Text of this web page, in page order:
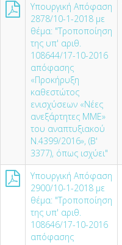
Υπουργική Απόφαση
2878/10-1-2018 με
θέμα: "Τροποποίηση
της υπ' αριθ.
108644/17-10-2016
απόφασης
«Προκήρυξη
καθεστώτος
ενισχύσεων «Νέες
ανεξάρτητες ΜΜΕ»
του αναπτυξιακού
Ν.4399/2016», (Β'
3377), όπως ισχύει"
Υπουργική Απόφαση
2900/10-1-2018 με
θέμα: "Τροποποίηση
της υπ' αριθ.
108646/17-10-2016
απόφασης